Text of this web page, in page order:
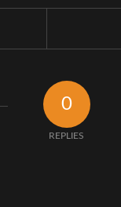
0
REPLIES